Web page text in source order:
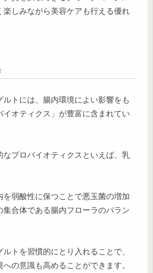
楽しみながら美容ケアも行える優れ
ルトには、腸内環境によい影響をも
イオティクス」が豊富に含まれてい
なプロバイオティクスといえば、乳
を弱酸性に保つことで悪玉菌の増加
集合体である腸内フローラのバラン
トを習慣的にとり入れることで、
への意識も高めることができます。